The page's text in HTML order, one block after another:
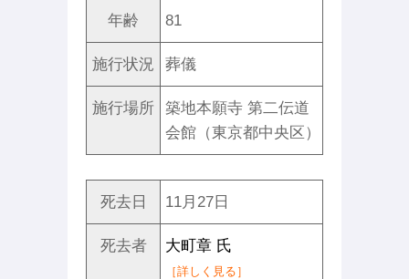
年齢 81
施行状況 葬儀
施行場所
築地本願寺 第二伝道
会館（東京都中央区）
死去日 11月27日
死去者 大町章 氏
［詳しく見る］